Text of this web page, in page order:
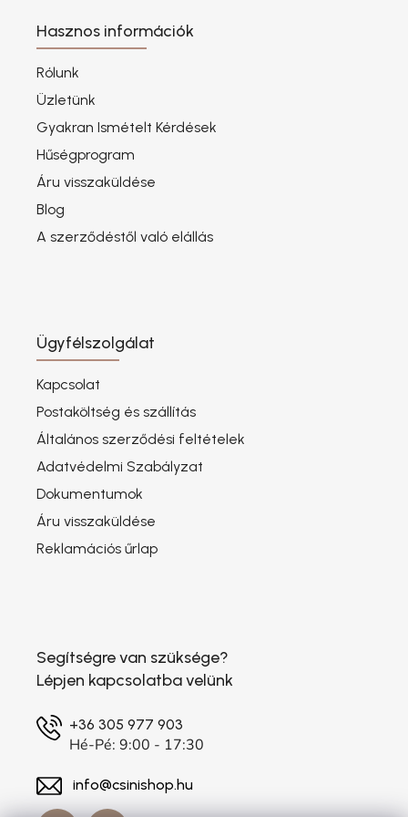
Hasznos információk
Rólunk
Üzletünk
Gyakran Ismételt Kérdések
Hűségprogram
Áru visszaküldése
Blog
A szerződéstől való elállás
Ügyfélszolgálat
Kapcsolat
Postaköltség és szállítás
Általános szerződési feltételek
Adatvédelmi Szabályzat
Dokumentumok
Áru visszaküldése
Reklamációs űrlap
Segítségre van szüksége?
Lépjen kapcsolatba velünk
+36 305 977 903
Hé-Pé: 9:00 - 17:30
info@csinishop.hu